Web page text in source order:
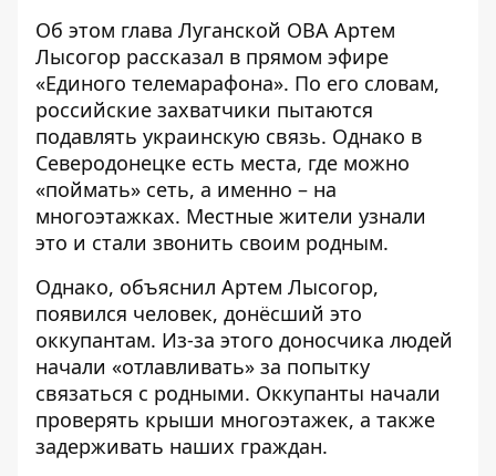
Об этом глава Луганской ОВА Артем
Лысогор рассказал в прямом эфире
«Единого телемарафона». По его словам,
российские захватчики пытаются
подавлять украинскую связь. Однако в
Северодонецке есть места, где можно
«поймать» сеть, а именно – на
многоэтажках. Местные жители узнали
это и стали звонить своим родным.
Однако, объяснил Артем Лысогор,
появился человек, донёсший это
оккупантам. Из-за этого доносчика людей
начали «отлавливать» за попытку
связаться с родными. Оккупанты начали
проверять крыши многоэтажек, а также
задерживать наших граждан.